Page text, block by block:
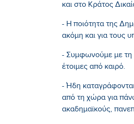
και στο Κράτος
- Η ποιότητα της
ακόμη και για τους
- Συμφωνούμε με τη
έτοιμες από καιρό.
- Ήδη
από τη χώρα για
ακαδημαϊκούς,